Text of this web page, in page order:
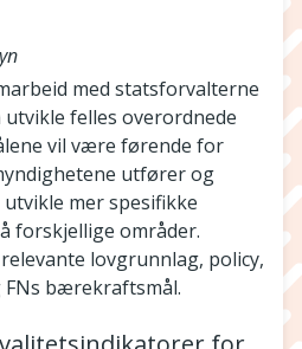
med statsforvalterne
felles overordnede
vil være førende for
utfører og
mer spesifikke
forskjellige områder.
lovgrunnlag, policy,
bærekraftsmål.